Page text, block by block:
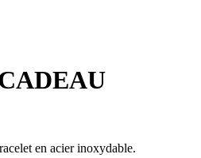
en acier inoxydable.